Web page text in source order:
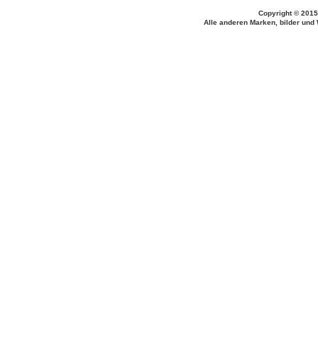
Copyright ©
Alle anderen Marken, bilder und